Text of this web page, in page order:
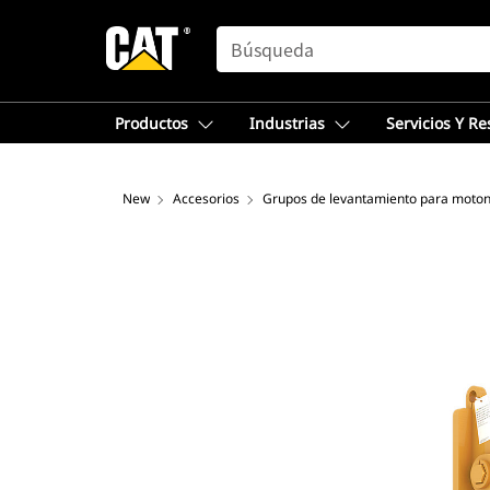
SEARCH
Productos Industrias Servicios Y
New Accesorios